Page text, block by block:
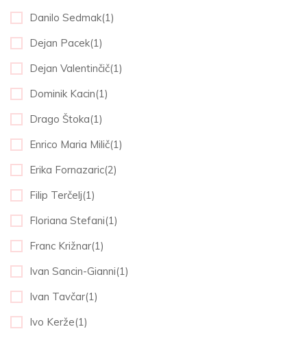
Danilo Sedmak(1)
Dejan Pacek(1)
Dejan Valentinčič(1)
Dominik Kacin(1)
Drago Štoka(1)
Enrico Maria Milič(1)
Erika Fornazaric(2)
Filip Terčelj(1)
Floriana Stefani(1)
Franc Križnar(1)
Ivan Sancin-Gianni(1)
Ivan Tavčar(1)
Ivo Kerže(1)